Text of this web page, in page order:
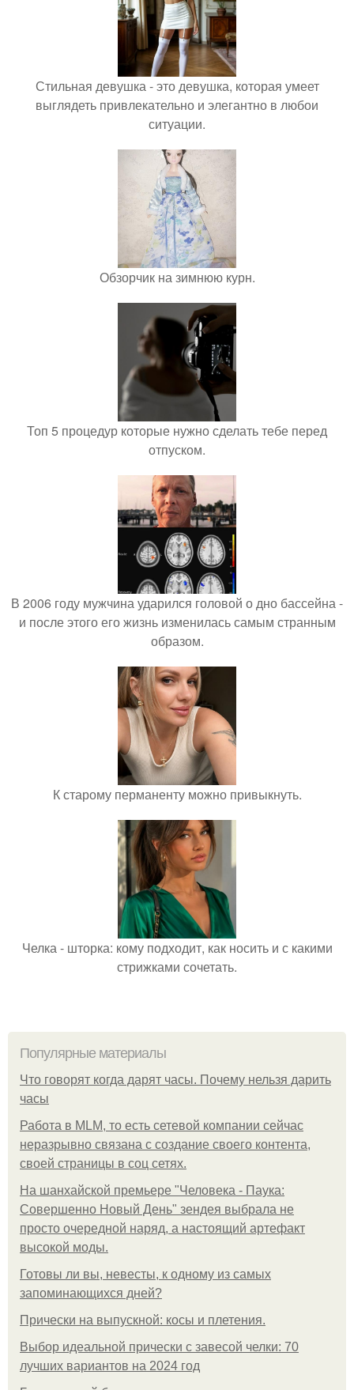
Стильная девушка - это девушка, которая умеет
выглядеть привлекательно и элегантно в любои
ситуации.
Обзорчик на зимнюю курн.
Топ 5 процедур которые нужно сделать тебе перед
отпуском.
В 2006 году мужчина ударился головой о дно бассейна -
и после этого его жизнь изменилась самым странным
образом.
К старому перманенту можно привыкнуть.
Челка - шторка: кому подходит, как носить и с какими
стрижками сочетать.
Популярные материалы
Что говорят когда дарят часы. Почему нельзя дарить
часы
Работа в MLM, то есть сетевой компании сейчас
неразрывно связана с создание своего контента,
своей страницы в соц сетях.
На шанхайской премьере "Человека - Паука:
Совершенно Новый День" зендея выбрала не
просто очередной наряд, а настоящий артефакт
высокой моды.
Готовы ли вы, невесты, к одному из самых
запоминающихся дней?
Прически на выпускной: косы и плетения.
Выбор идеальной прически с завесой челки: 70
лучших вариантов на 2024 год